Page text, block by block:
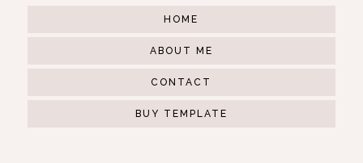
HOME
ABOUT ME
CONTACT
BUY TEMPLATE